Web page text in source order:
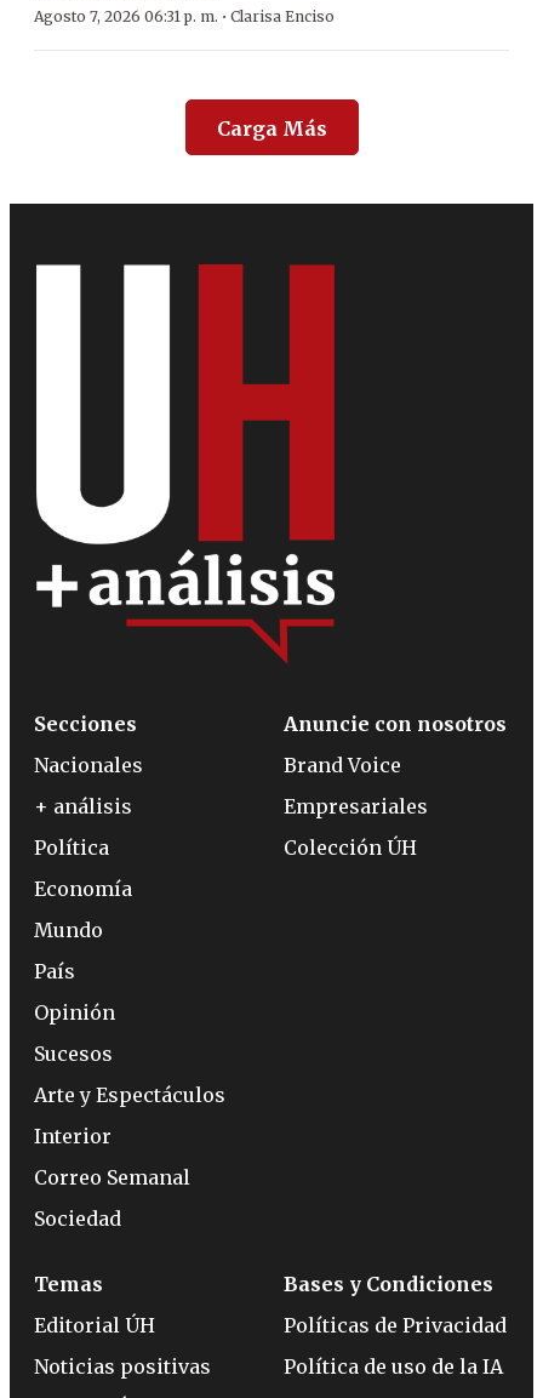
Agosto 7, 2026 06:31 p. m. · Clarisa Enciso
Carga Más
Secciones
Nacionales
+ análisis
Política
Economía
Mundo
País
Opinión
Sucesos
Arte y Espectáculos
Interior
Correo Semanal
Sociedad
Anuncie con nosotros
Brand Voice
Empresariales
Colección ÚH
Temas
Editorial ÚH
Noticias positivas
Bases y Condiciones
Políticas de Privacidad
Política de uso de la IA